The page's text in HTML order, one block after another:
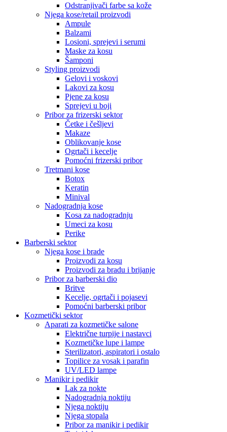
Odstranjivači farbe sa kože
Njega kose/retail proizvodi
Ampule
Balzami
Losioni, sprejevi i serumi
Maske za kosu
Šamponi
Styling proizvodi
Gelovi i voskovi
Lakovi za kosu
Pjene za kosu
Sprejevi u boji
Pribor za frizerski sektor
Četke i češljevi
Makaze
Oblikovanje kose
Ogrtači i kecelje
Pomoćni frizerski pribor
Tretmani kose
Botox
Keratin
Minival
Nadogradnja kose
Kosa za nadogradnju
Umeci za kosu
Perike
Barberski sektor
Njega kose i brade
Proizvodi za kosu
Proizvodi za bradu i brijanje
Pribor za barberski dio
Britve
Kecelje, ogrtači i pojasevi
Pomoćni barberski pribor
Kozmetički sektor
Aparati za kozmetičke salone
Električne turpije i nastavci
Kozmetičke lupe i lampe
Sterilizatori, aspiratori i ostalo
Topilice za vosak i parafin
UV/LED lampe
Manikir i pedikir
Lak za nokte
Nadogradnja noktiju
Njega noktiju
Njega stopala
Pribor za manikir i pedikir